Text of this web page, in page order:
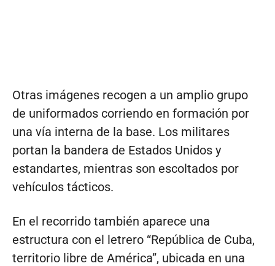
Otras imágenes recogen a un amplio grupo
de uniformados corriendo en formación por
una vía interna de la base. Los militares
portan la bandera de Estados Unidos y
estandartes, mientras son escoltados por
vehículos tácticos.
En el recorrido también aparece una
estructura con el letrero “República de Cuba,
territorio libre de América”, ubicada en una